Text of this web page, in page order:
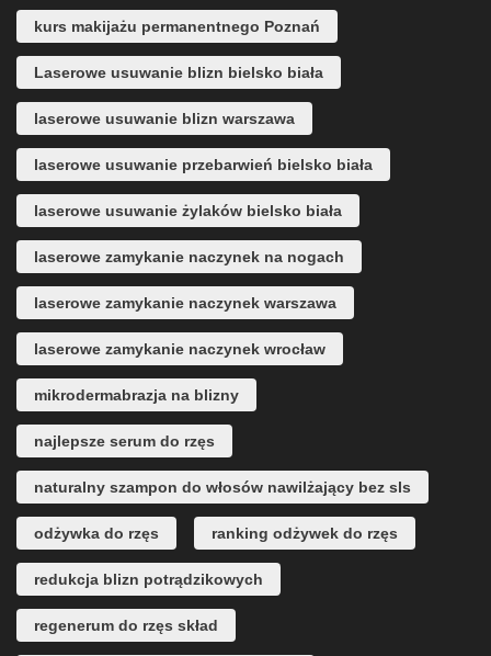
kurs makijażu permanentnego Poznań
Laserowe usuwanie blizn bielsko biała
laserowe usuwanie blizn warszawa
laserowe usuwanie przebarwień bielsko biała
laserowe usuwanie żylaków bielsko biała
laserowe zamykanie naczynek na nogach
laserowe zamykanie naczynek warszawa
laserowe zamykanie naczynek wrocław
mikrodermabrazja na blizny
najlepsze serum do rzęs
naturalny szampon do włosów nawilżający bez sls
odżywka do rzęs ranking odżywek do rzęs
redukcja blizn potrądzikowych
regenerum do rzęs skład